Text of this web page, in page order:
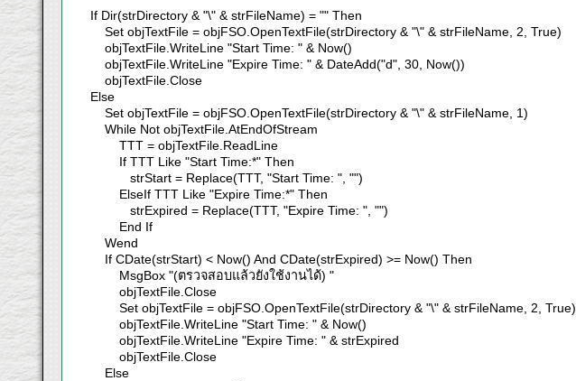
If Dir(strDirectory & "\" & strFileName) = "" Then
Set objTextFile = objFSO.OpenTextFile(strDirectory & "\" & strFileName, 2, True)
objTextFile.WriteLine "Start Time: " & Now()
objTextFile.WriteLine "Expire Time: " & DateAdd("d", 30, Now())
objTextFile.Close
Else
Set objTextFile = objFSO.OpenTextFile(strDirectory & "\" & strFileName, 1)
While Not objTextFile.AtEndOfStream
TTT = objTextFile.ReadLine
If TTT Like "Start Time:*" Then
strStart = Replace(TTT, "Start Time: ", "")
ElseIf TTT Like "Expire Time:*" Then
strExpired = Replace(TTT, "Expire Time: ", "")
End If
Wend
If CDate(strStart) < Now() And CDate(strExpired) >= Now() Then
MsgBox "(ตรวจสอบแล้วยังใช้งานได้) "
objTextFile.Close
Set objTextFile = objFSO.OpenTextFile(strDirectory & "\" & strFileName, 2, True)
objTextFile.WriteLine "Start Time: " & Now()
objTextFile.WriteLine "Expire Time: " & strExpired
objTextFile.Close
Else